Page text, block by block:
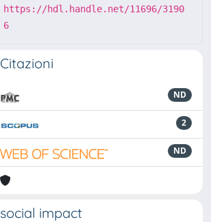
https://hdl.handle.net/11696/3190
6
Citazioni
ND
2
ND
social impact